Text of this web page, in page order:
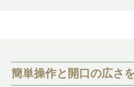
簡単操作と開口の広さ